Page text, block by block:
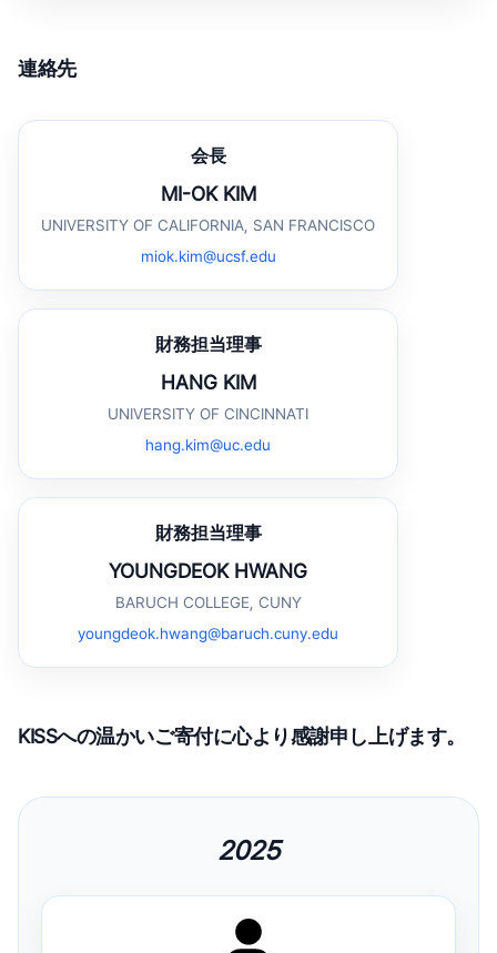
連絡先
会長
MI-OK KIM
UNIVERSITY OF CALIFORNIA, SAN FRANCISCO
miok.kim@ucsf.edu
財務担当理事
HANG KIM
UNIVERSITY OF CINCINNATI
hang.kim@uc.edu
財務担当理事
YOUNGDEOK HWANG
BARUCH COLLEGE, CUNY
youngdeok.hwang@baruch.cuny.edu
KISSへの温かいご寄付に心より感謝申し上げます。
2025